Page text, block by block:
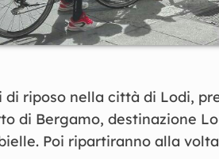
di riposo nella città di Lodi,
di Bergamo, destinazione
Poi ripartiranno alla